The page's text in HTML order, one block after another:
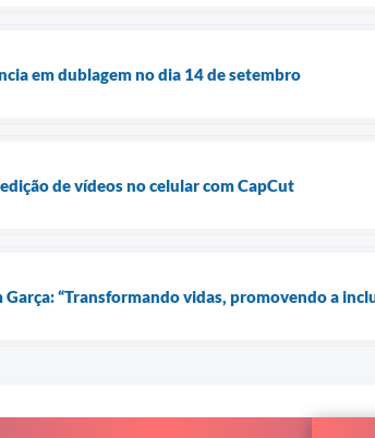
em dublagem no dia 14 de setembro
de vídeos no celular com CapCut
“Transformando vidas, promovendo a